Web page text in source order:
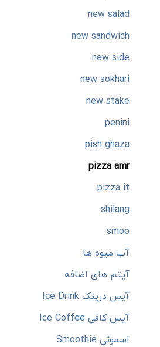
new salad
new sandwich
new side
new sokhari
new stake
penini
pish ghaza
pizza amr
pizza it
shilang
smoo
آب میوه ها
آیتم های اضافه
آیس درینک Ice Drink
آیس کافی Ice Coffee
اسموتی Smoothie